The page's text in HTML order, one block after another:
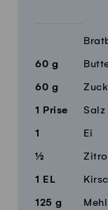
60 g
60 g
1 Prise Salz
1 Ei
½
1 EL
125 g Mehl